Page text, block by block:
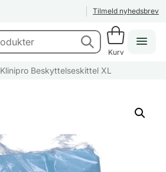
Tilmeld nyhedsbrev
Kurv
Klinipro Beskyttelseskittel XL